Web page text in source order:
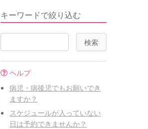
キーワードで絞り込む
ヘルプ
病児・病後児でもお願いでき
ますか？
スケジュールが入っていない
日は予約できませんか？